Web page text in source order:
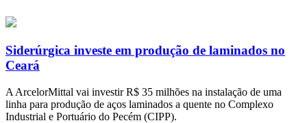
Siderúrgica investe em produção de laminados no
Ceará
A ArcelorMittal vai investir R$ 35 milhões na instalação de uma
linha para produção de aços laminados a quente no Complexo
Industrial e Portuário do Pecém (CIPP).